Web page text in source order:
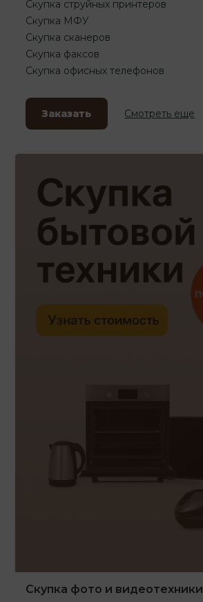
Скупка струйных принтеров
Скупка МФУ
Скупка сканеров
Скупка факсов
Скупка офисных телефонов
Заказать Смотреть еще
Скупка фото и видеотехники